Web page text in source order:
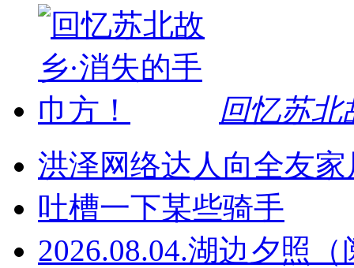
回忆苏北
洪泽网络达人向全友
吐槽一下某些骑手
2026.08.04.湖边夕照